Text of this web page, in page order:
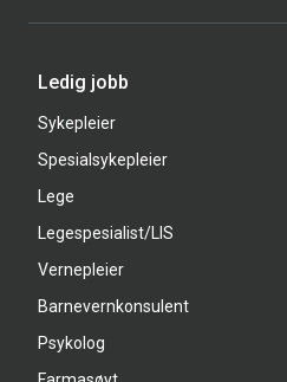
Ledig jobb
Sykepleier
Spesialsykepleier
Lege
Legespesialist/LIS
Vernepleier
Barnevernkonsulent
Psykolog